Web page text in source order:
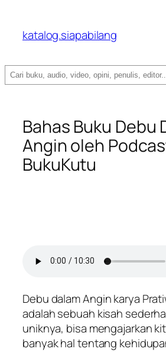
katalog.siapabilang
Search
Bahas Buku Debu
Angin oleh
BukuKutu
Debu dalam Angin karya
adalah sebuah kisah
uniknya, bisa mengajarkan
banyak hal tentang